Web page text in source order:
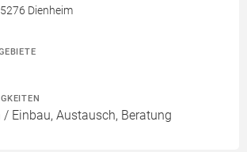
Dienheim
Einbau, Austausch, Beratung